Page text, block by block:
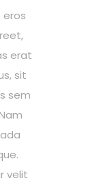
eros
erat
sit
sem
velit